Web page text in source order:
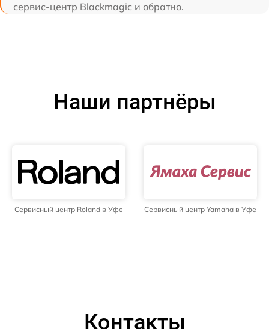
сервис-центр Blackmagic и обратно.
Наши партнёры
Сервисный центр Roland в Уфе Сервисный центр Yamaha в Уфе
Контакты